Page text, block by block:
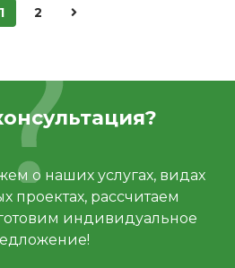
1 2
о наших услугах, видах
проектах, рассчитаем
индивидуальное